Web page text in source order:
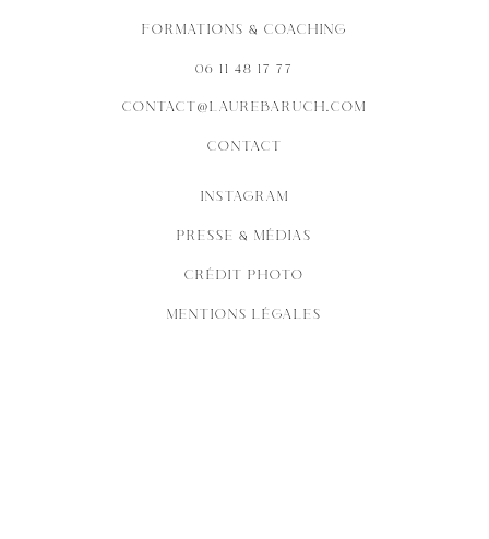
FORMATIONS & COACHING
06 11 48 17 77
CONTACT@LAUREBARUCH.COM
CONTACT
INSTAGRAM
PRESSE & MÉDIAS
CRÉDIT PHOTO
MENTIONS LÉGALES